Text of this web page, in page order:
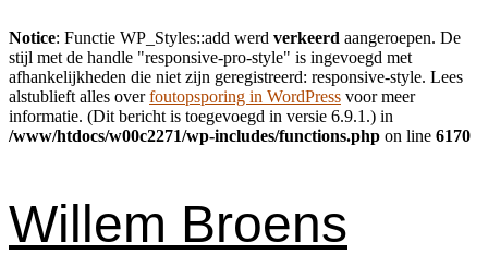
Notice: Functie WP_Styles::add werd verkeerd aangeroepen. De
stijl met de handle "responsive-pro-style" is ingevoegd met
afhankelijkheden die niet zijn geregistreerd: responsive-style. Lees
alstublieft alles overfoutopsporing in WordPress voor meer
informatie. (Dit bericht is toegevoegd in versie 6.9.1.) in
/www/htdocs/w00c2271/wp-includes/functions.php on line 6170
Willem Broens